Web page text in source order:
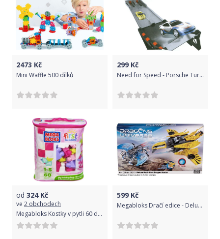
2473 Kč
Mini Waffle 500 dílků
299 Kč
Need for Speed - Porsche Turbo, Camaro SS s volantem
od 324Kč
ve 2 obchodech
Megabloks Kostky v pytli 60 dílků růžové
599 Kč
Megabloks Dračí edice - Deluxe Dual-blast Dragon Hunter